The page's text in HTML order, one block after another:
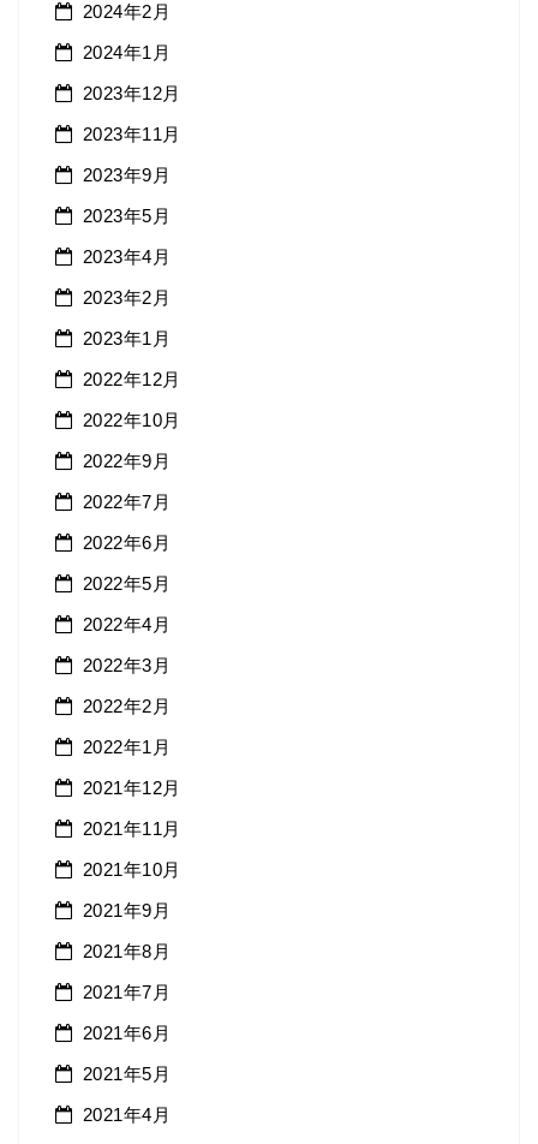
2024年2月
2024年1月
2023年12月
2023年11月
2023年9月
2023年5月
2023年4月
2023年2月
2023年1月
2022年12月
2022年10月
2022年9月
2022年7月
2022年6月
2022年5月
2022年4月
2022年3月
2022年2月
2022年1月
2021年12月
2021年11月
2021年10月
2021年9月
2021年8月
2021年7月
2021年6月
2021年5月
2021年4月